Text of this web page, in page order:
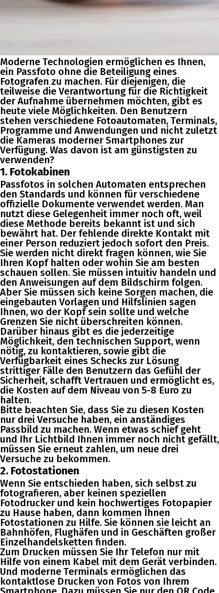
Moderne Technologien ermöglichen es Ihnen,
ein Passfoto ohne die Beteiligung eines
Fotografen zu machen. Für diejenigen, die
teilweise die Verantwortung für die Richtigkeit
der Aufnahme übernehmen möchten, gibt es
heute viele Möglichkeiten. Den Benutzern
stehen verschiedene Fotoautomaten, Terminals,
Programme und Anwendungen und nicht zuletzt
die Kameras moderner Smartphones zur
Verfügung. Was davon ist am günstigsten zu
verwenden?
1. Fotokabinen
Passfotos in solchen Automaten entsprechen
den Standards und können für verschiedene
offizielle Dokumente verwendet werden. Man
nutzt diese Gelegenheit immer noch oft, weil
diese Methode bereits bekannt ist und sich
bewährt hat. Der fehlende direkte Kontakt mit
einer Person reduziert jedoch sofort den Preis.
Sie werden nicht direkt fragen können, wie Sie
Ihren Kopf halten oder wohin Sie am besten
schauen sollen. Sie müssen intuitiv handeln und
den Anweisungen auf dem Bildschirm folgen.
Aber Sie müssen sich keine Sorgen machen, die
eingebauten Vorlagen und Hilfslinien sagen
Ihnen, wo der Kopf sein sollte und welche
Grenzen Sie nicht überschreiten können.
Darüber hinaus gibt es die jederzeitige
Möglichkeit, den technischen Support, wenn
nötig, zu kontaktieren, sowie gibt die
Verfügbarkeit eines Schecks zur Lösung
strittiger Fälle den Benutzern das Gefühl der
Sicherheit, schafft Vertrauen und ermöglicht es,
die Kosten auf dem Niveau von 5-8 Euro zu
halten.
Bitte beachten Sie, dass Sie zu diesen Kosten
nur drei Versuche haben, ein anständiges
Passbild zu machen. Wenn etwas schief geht
und Ihr Lichtbild Ihnen immer noch nicht gefällt,
müssen Sie erneut zahlen, um neue drei
Versuche zu bekommen.
2. Fotostationen
Wenn Sie entschieden haben, sich selbst zu
fotografieren, aber keinen speziellen
Fotodrucker und kein hochwertiges Fotopapier
zu Hause haben, dann kommen Ihnen
Fotostationen zu Hilfe. Sie können sie leicht an
Bahnhöfen, Flughäfen und in Geschäften großer
Einzelhandelsketten finden.
Zum Drucken müssen Sie Ihr Telefon nur mit
Hilfe von einem Kabel mit dem Gerät verbinden.
Und moderne Terminals ermöglichen das
kontaktlose Drucken von Fotos von Ihrem